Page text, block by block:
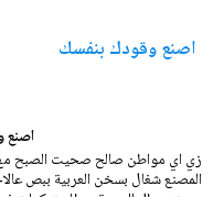
اصنع وقودك بنفسك
زي اي مواطن صالح صحيت الصبح مع